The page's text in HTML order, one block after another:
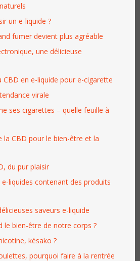
un e-liquide ?
fumer devient plus agréable
une délicieuse
CBD en e-liquide pour e-cigarette
virale
ses cigarettes – quelle feuille à
la CBD pour le bien-être et la
du pur plaisir
liquides contenant des produits
saveurs e-liquide
le bien-être de notre corps ?
késako ?
pourquoi faire à la rentrée